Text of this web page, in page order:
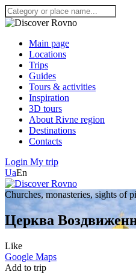
Main page
Locations
Trips
Guides
Tours & activities
Inspiration
3D tours
About Rivne region
Destinations
Contacts
Login My trip
UaEn
Churches, monasteries, sights of
Церква
Like
Google Maps
Add to trip